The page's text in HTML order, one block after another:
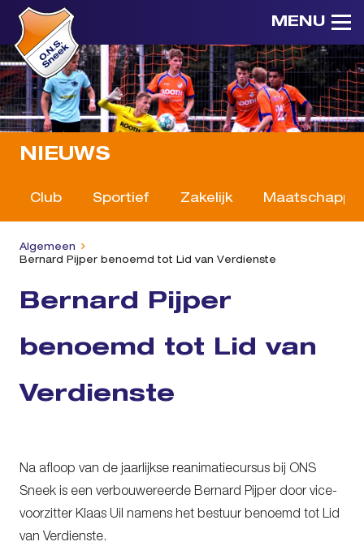
MENU
NIEUWS
Club Sportief Zakelijk
Algemeen
Bernard Pijper benoemd tot Lid van Verdienste
Bernard Pijper
benoemd tot Lid van
Verdienste
Na afloop van de jaarlijkse reanimatiecursus bij ONS
Sneek is een verbouwereerde Bernard Pijper door vice-
voorzitter Klaas Uil namens het bestuur benoemd tot Lid
van Verdienste.